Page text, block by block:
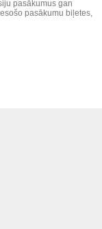
pasākumus gan
pasākumu biļetes,